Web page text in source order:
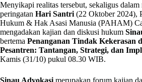
Menyikapi realitas tersebut, sekaligus dalam
peringatan Hari Santri (22 Oktober 2024),
Hukum & Hak Asasi Manusia (PAHAM)
mengadakan kajian dan diskusi hukum
bertema Penanganan Tindak Kekerasan
Pesantren: Tantangan, Strategi, dan
Kamis (31/10) pukul 08.30 WIB.